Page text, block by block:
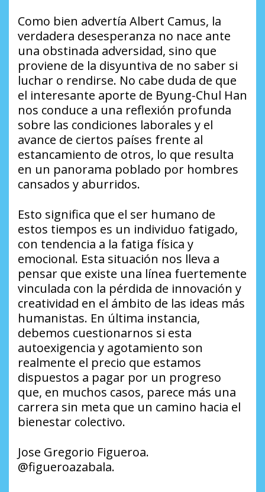
Como bien advertía Albert Camus, la
verdadera desesperanza no nace ante
una obstinada adversidad, sino que
proviene de la disyuntiva de no saber si
luchar o rendirse. No cabe duda de que
el interesante aporte de Byung-Chul Han
nos conduce a una reflexión profunda
sobre las condiciones laborales y el
avance de ciertos países frente al
estancamiento de otros, lo que resulta
en un panorama poblado por hombres
cansados y aburridos.
Esto significa que el ser humano de
estos tiempos es un individuo fatigado,
con tendencia a la fatiga física y
emocional. Esta situación nos lleva a
pensar que existe una línea fuertemente
vinculada con la pérdida de innovación y
creatividad en el ámbito de las ideas más
humanistas. En última instancia,
debemos cuestionarnos si esta
autoexigencia y agotamiento son
realmente el precio que estamos
dispuestos a pagar por un progreso
que, en muchos casos, parece más una
carrera sin meta que un camino hacia el
bienestar colectivo.
Jose Gregorio Figueroa.
@figueroazabala.